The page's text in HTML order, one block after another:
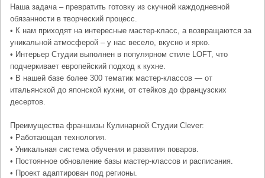
Наша задача – превратить готовку из скучной каждодневной
обязанности в творческий процесс.
• К нам приходят на интересные мастер-класс, а возвращаются за
уникальной атмосферой – у нас весело, вкусно и ярко.
• Интерьер Студии выполнен в популярном стиле LOFT, что
подчеркивает европейский подход к кухне.
• В нашей базе более 300 тематик мастер-классов — от
итальянской до японской кухни, от стейков до французских
десертов.
Преимущества франшизы Кулинарной Студии Clever:
• Работающая технология.
• Уникальная система обучения и развития поваров.
• Постоянное обновление базы мастер-классов и расписания.
• Проект адаптирован под регионы.